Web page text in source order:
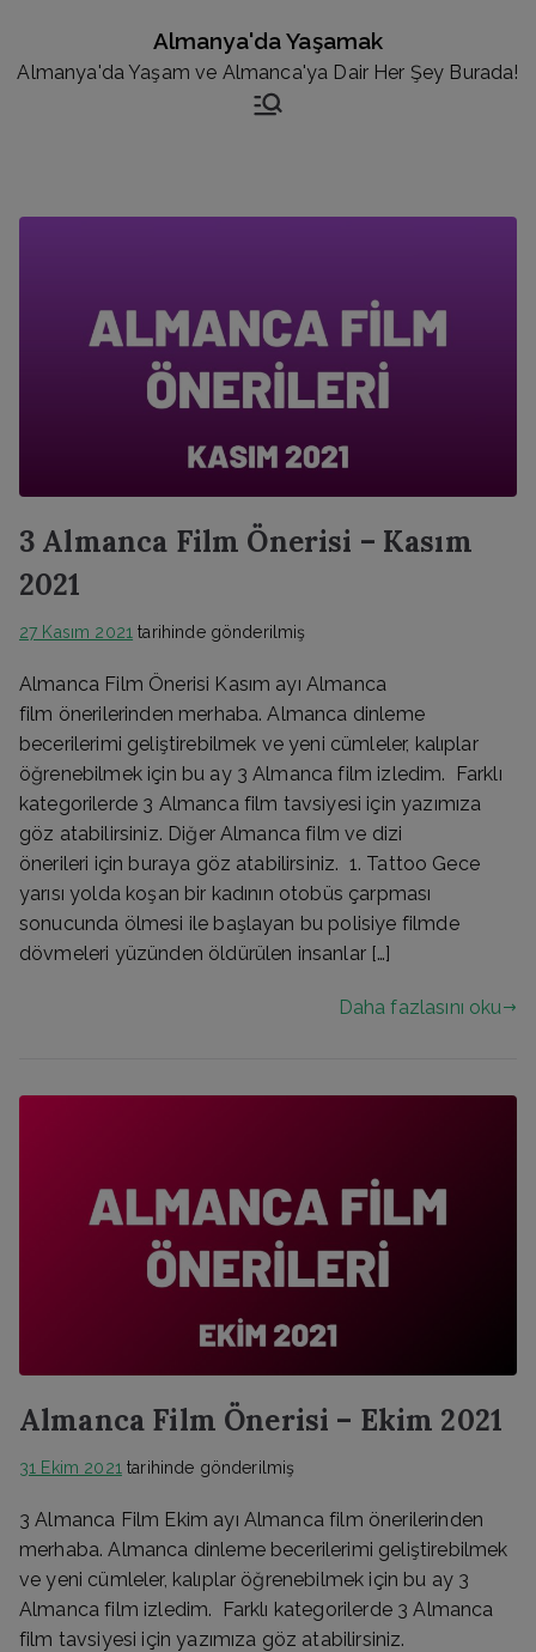
Almanya'da Yaşamak
Almanya'da Yaşam ve Almanca'ya Dair Her Şey Burada!
3 Almanca Film Önerisi – Kasım
2021
27 Kasım 2021 tarihinde gönderilmiş
Almanca Film Önerisi Kasım ayı Almanca
film önerilerinden merhaba. Almanca dinleme
becerilerimi geliştirebilmek ve yeni cümleler, kalıplar
öğrenebilmek için bu ay 3 Almanca film izledim. Farklı
kategorilerde 3 Almanca film tavsiyesi için yazımıza
göz atabilirsiniz. Diğer Almanca film ve dizi
önerileri için buraya göz atabilirsiniz. 1. Tattoo Gece
yarısı yolda koşan bir kadının otobüs çarpması
sonucunda ölmesi ile başlayan bu polisiye filmde
dövmeleri yüzünden öldürülen insanlar […]
Daha fazlasını oku
Almanca Film Önerisi – Ekim 2021
31 Ekim 2021 tarihinde gönderilmiş
3 Almanca Film Ekim ayı Almanca film önerilerinden
merhaba. Almanca dinleme becerilerimi geliştirebilmek
ve yeni cümleler, kalıplar öğrenebilmek için bu ay 3
Almanca film izledim. Farklı kategorilerde 3 Almanca
film tavsiyesi için yazımıza göz atabilirsiniz.